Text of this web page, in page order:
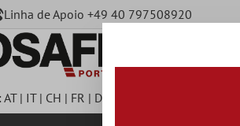
Linha de Apoio +49 40 797508920
AT| IT| CH | FR | DE